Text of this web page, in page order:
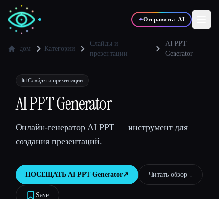
✦Отправить с AI
💻 Разработчики
🎓Студенты
Блог
дом Категории
Слайды и
презентации
AI PPT
Generator
📊Слайды и презентации
AI PPT Generator
Онлайн-генератор AI PPT — инструмент для
создания презентаций.
ПОСЕЩАТЬ AI PPT Generator↗︎ Читать обзор ↓︎
Save